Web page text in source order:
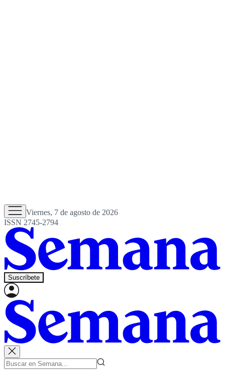
Viernes, 7 de agosto de 2026
ISSN 2745-2794
Suscríbete